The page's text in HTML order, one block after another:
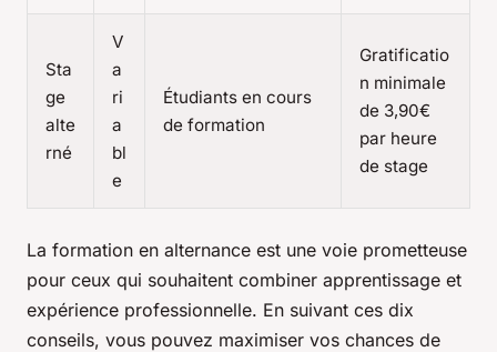
Sta
ge
alte
rné
V
a
ri
a
bl
e
Étudiants en cours
de formation
Gratificatio
n minimale
de 3,90€
par heure
de stage
La formation en alternance est une voie prometteuse
pour ceux qui souhaitent combiner apprentissage et
expérience professionnelle. En suivant ces dix
conseils, vous pouvez maximiser vos chances de